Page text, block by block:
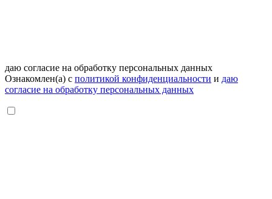
даю согласие на обработку персональных данных
Ознакомлен(а) с политикой конфиденциальности и даю
согласие на обработку персональных данных